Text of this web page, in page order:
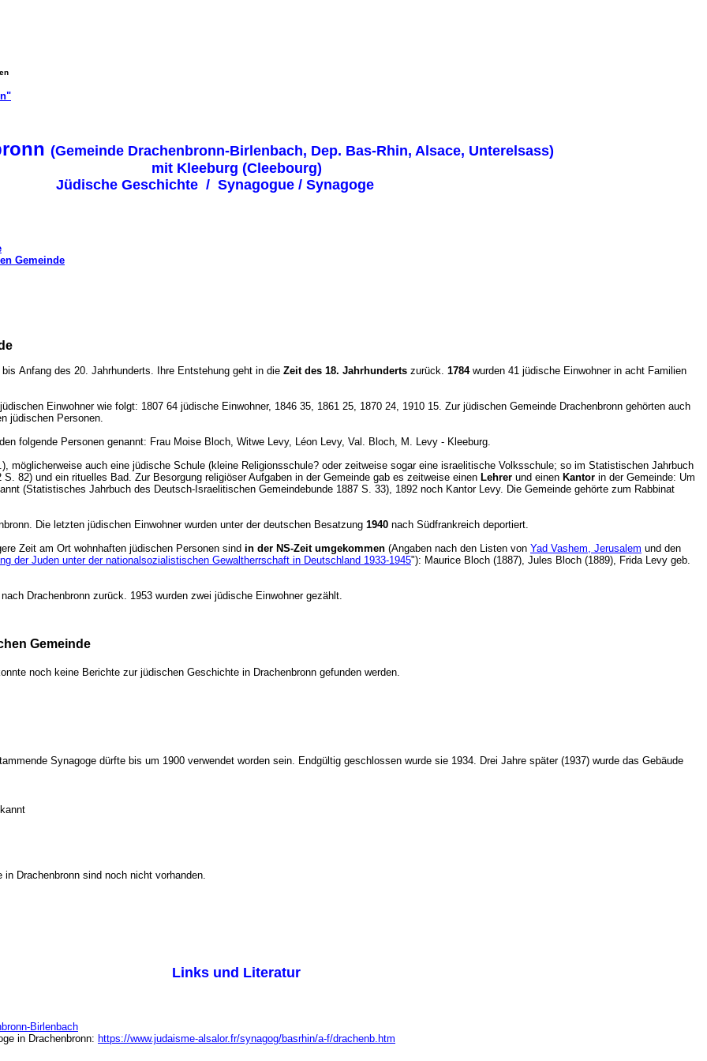
(Gemeinde Drachenbronn-Birlenbach, Dep. Bas-Rhin, Alsace, Unterelsass)
mit Kleeburg (Cleebourg)
Jüdische Geschichte / Synagogue / Synagoge
Gemeinde
Anfang des 20. Jahrhunderts. Ihre Entstehung geht in die Zeit des 18. Jahrhunderts zurück. 1784wurden 41 jüdische Einwohner in acht Familien
Einwohner wie folgt: 1807 64 jüdische Einwohner, 1846 35, 1861 25, 1870 24, 1910 15. Zur jüdischen Gemeinde Drachenbronn gehörten auch
jüdischen Personen.
folgende Personen genannt: Frau Moise Bloch, Witwe Levy, Léon Levy, Val. Bloch, M. Levy - Kleeburg.
möglicherweise auch eine jüdische Schule (kleine Religionsschule? oder zeitweise sogar eine israelitische Volksschule; so im Statistischen Jahrbuch
82) und ein rituelles Bad. Zur Besorgung religiöser Aufgaben in der Gemeinde gab es zeitweise einen Lehrer und einen Kantor in der Gemeinde: Um
(Statistisches Jahrbuch des Deutsch-Israelitischen Gemeindebunde 1887 S. 33), 1892 noch Kantor Levy. Die Gemeinde gehörte zum Rabbinat
Die letzten jüdischen Einwohner wurden unter der deutschen Besatzung 1940 nach Südfrankreich deportiert.
Zeit am Ort wohnhaften jüdischen Personen sind in der NS-Zeit umgekommen (Angaben nach den Listen von Yad Vashem, Jerusalem und den
der Juden unter der nationalsozialistischen Gewaltherrschaft in Deutschland 1933-1945"): Maurice Bloch (1887), Jules Bloch (1889), Frida Levy geb.
Drachenbronn zurück. 1953 wurden zwei jüdische Einwohner gezählt.
Gemeinde
noch keine Berichte zur jüdischen Geschichte in Drachenbronn gefunden werden.
Synagoge dürfte bis um 1900 verwendet worden sein. Endgültig geschlossen wurde sie 1934. Drei Jahre später (1937) wurde das Gebäude
Drachenbronn sind noch nicht vorhanden.
Links und Literatur
Birlenbach
in Drachenbronn: https://www.judaisme-alsalor.fr/synagog/basrhin/a-f/drachenb.htm